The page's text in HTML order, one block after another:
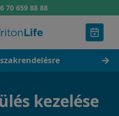
70 659 88 88
kezelése